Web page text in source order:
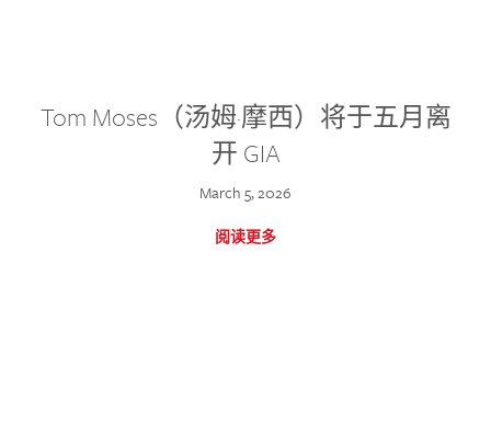
Tom Moses（汤姆·摩西）将于五月离
开 GIA
March 5, 2026
阅读更多